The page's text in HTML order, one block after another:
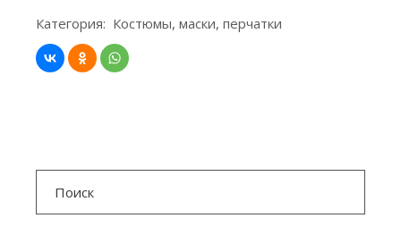
Категория: Костюмы, маски, перчатки
Search
for: